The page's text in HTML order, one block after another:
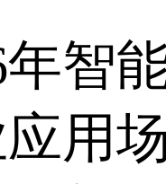
年智
用